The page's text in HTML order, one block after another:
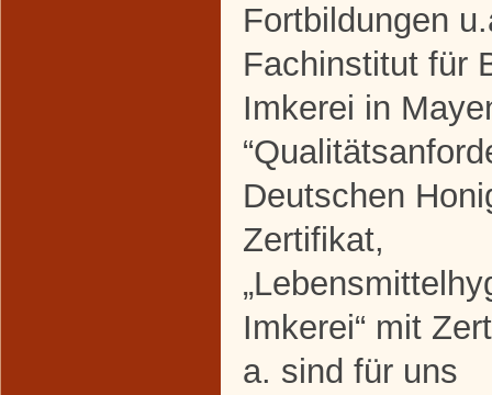
Fortbildungen
Fachinstitut für
Imkerei in
Deutschen
Zertifikat,
Imkerei“ mit
a. sind für uns